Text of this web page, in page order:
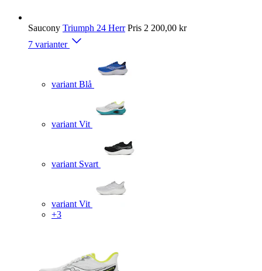
Saucony Triumph 24 Herr Pris 2 200,00 kr
7 varianter
variant Blå
variant Vit
variant Svart
variant Vit
+3